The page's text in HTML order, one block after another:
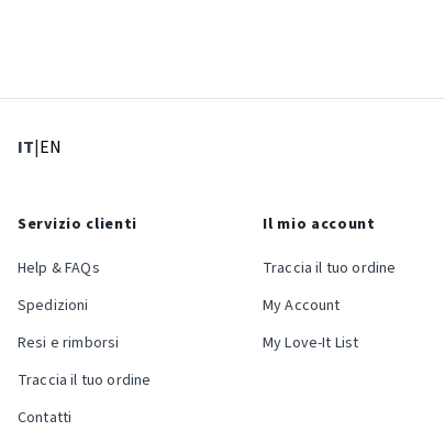
IT: Lingua corrente
|EN
Servizio clienti
Help & FAQs
Spedizioni
Resi e rimborsi
Traccia il tuo ordine
Contatti
Il mio account
Traccia il tuo ordine
My Account
My Love-It List